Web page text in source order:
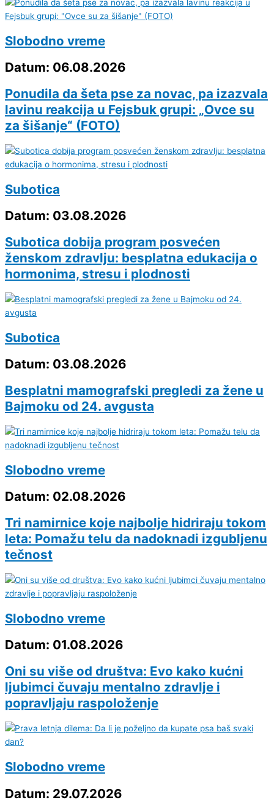
Slobodno vreme
Datum: 06.08.2026
Ponudila da šeta pse za novac, pa izazvala
lavinu reakcija u Fejsbuk grupi: „Ovce su
za šišanje“ (FOTO)
Subotica
Datum: 03.08.2026
Subotica dobija program posvećen
ženskom zdravlju: besplatna edukacija o
hormonima, stresu i plodnosti
Subotica
Datum: 03.08.2026
Besplatni mamografski pregledi za žene u
Bajmoku od 24. avgusta
Slobodno vreme
Datum: 02.08.2026
Tri namirnice koje najbolje hidriraju tokom
leta: Pomažu telu da nadoknadi izgubljenu
tečnost
Slobodno vreme
Datum: 01.08.2026
Oni su više od društva: Evo kako kućni
ljubimci čuvaju mentalno zdravlje i
popravljaju raspoloženje
Slobodno vreme
Datum: 29.07.2026